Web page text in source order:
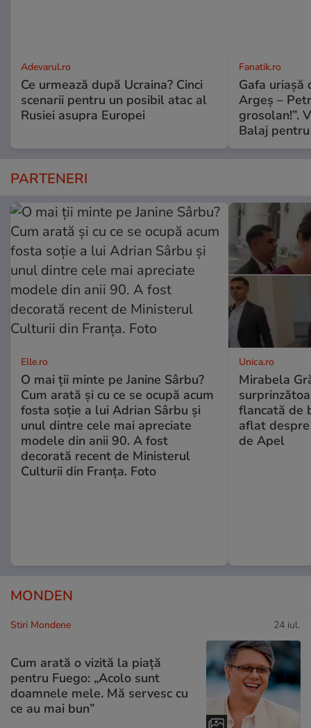
Adevarul.ro
Ce urmează după Ucraina? Cinci
scenarii pentru un posibil atac al
Rusiei asupra Europei
Fanatik.ro
Gafa uriașă
Argeș –
grosolan!”.
Balaj
PARTENERI
Elle.ro
O mai ții minte pe Janine Sârbu?
Cum arată și cu ce se ocupă acum
fosta soție a lui Adrian Sârbu și
unul dintre cele mai apreciate
modele din anii 90. A fost
decorată recent de Ministerul
Culturii din Franța. Foto
Unica.ro
Mirabela
flancată de
aflat
de Apel
MONDEN
Stiri Mondene 24 iul.
Cum arată o vizită la piață
pentru Fuego: „Acolo sunt
doamnele mele. Mă servesc cu
ce au mai bun”